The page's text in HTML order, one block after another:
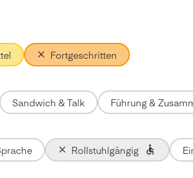
Fortgeschritten
Sandwich & Talk Führung &
Rollstuhlgängig